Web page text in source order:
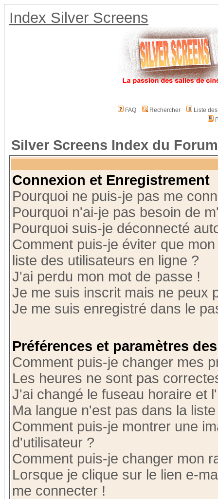
Index Silver Screens
FAQ Rechercher
Liste
Silver Screens Index du Forum
Connexion et Enregistrement
Pourquoi ne puis-je pas me
Pourquoi n'ai-je pas besoin de
Pourquoi suis-je déconnecté
Comment puis-je éviter que
liste des utilisateurs en ligne ?
J'ai perdu mon mot de passe !
Je me suis inscrit mais ne peux
Je me suis enregistré dans le
Préférences et paramètres
Comment puis-je changer mes
Les heures ne sont pas
J'ai changé le fuseau horaire et
Ma langue n'est pas dans la
Comment puis-je montrer une
d'utilisateur ?
Comment puis-je changer mon
Lorsque je clique sur le lien e-
me connecter !